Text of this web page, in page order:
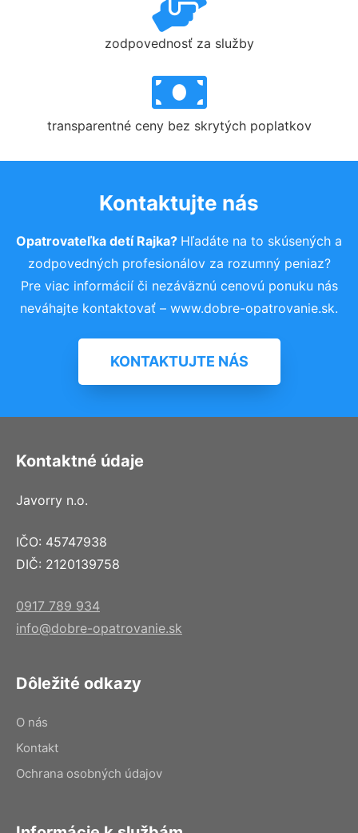
zodpovednosť za služby
transparentné ceny bez skrytých poplatkov
Kontaktujte nás
Opatrovateľka detí Rajka? Hľadáte na to skúsených a
zodpovedných profesionálov za rozumný peniaz?
Pre viac informácií či nezáväznú cenovú ponuku nás
neváhajte kontaktovať – www.dobre-opatrovanie.sk.
KONTAKTUJTE NÁS
Kontaktné údaje
Javorry n.o.
IČO: 45747938
DIČ: 2120139758
0917 789 934
info@dobre-opatrovanie.sk
Dôležité odkazy
O nás
Kontakt
Ochrana osobných údajov